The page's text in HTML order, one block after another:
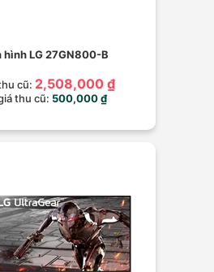
hình LG 27GN800-B
cũ: 2,508,000 ₫
thu cũ: 500,000 ₫